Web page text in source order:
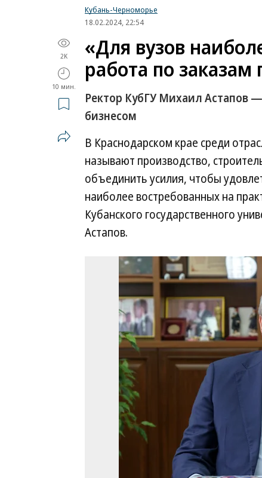
Кубань-Черноморье
18.02.2024, 22:54
2K
10 мин.
«Для вузов
работа по
Ректор КубГУ Михаил Астапов
бизнесом
В Краснодарском крае среди
называют производство,
объединить усилия, чтобы
наиболее востребованных на
Кубанского государственного
Астапов.